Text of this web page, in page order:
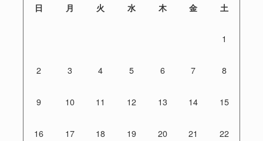
日 月 火 水 木 金 土
1
2 3 4 5 6 7 8
9 10 11 12 13 14 15
16 17 18 19 20 21 22